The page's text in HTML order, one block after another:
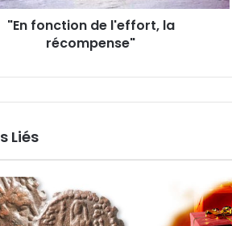
"En fonction de l'effort, la
récompense"
Liés